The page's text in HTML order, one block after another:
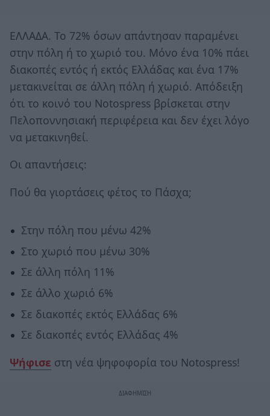
ΕΛΛΑΔΑ. Το 72% όσων απάντησαν παραμένει
στην πόλη ή το χωριό του. Μόνο ένα 10% πάει
διακοπές εντός ή εκτός Ελλάδας και ένα 17%
μετακινείται σε άλλη πόλη ή χωριό. Απόδειξη
ότι το κοινό του Notospress βρίσκεται στην
Πελοποννησιακή περιφέρεια και δεν έχει λόγο
να μετακινηθεί.
Οι απαντήσεις:
Πού θα γιορτάσεις φέτος το Πάσχα;
Στην πόλη που μένω 42%
Στο χωριό που μένω 30%
Σε άλλη πόλη 11%
Σε άλλο χωριό 6%
Σε διακοπές εκτός Ελλάδας 6%
Σε διακοπές εντός Ελλάδας 4%
Ψήφισε στη νέα ψηφοφορία του Notospress!